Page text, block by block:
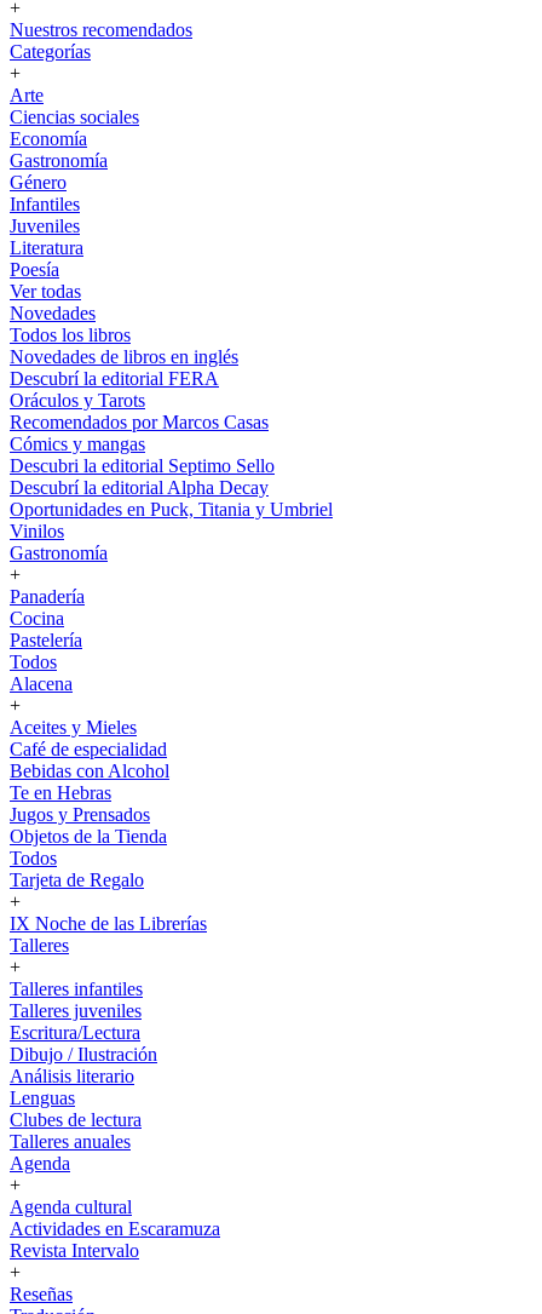
+
Nuestros recomendados
Categorías
+
Arte
Ciencias sociales
Economía
Gastronomía
Género
Infantiles
Juveniles
Literatura
Poesía
Ver todas
Novedades
Todos los libros
Novedades de libros en inglés
Descubrí la editorial FERA
Oráculos y Tarots
Recomendados por Marcos Casas
Cómics y mangas
Descubri la editorial Septimo Sello
Descubrí la editorial Alpha Decay
Oportunidades en Puck, Titania y Umbriel
Vinilos
Gastronomía
+
Panadería
Cocina
Pastelería
Todos
Alacena
+
Aceites y Mieles
Café de especialidad
Bebidas con Alcohol
Te en Hebras
Jugos y Prensados
Objetos de la Tienda
Todos
Tarjeta de Regalo
+
IX Noche de las Librerías
Talleres
+
Talleres infantiles
Talleres juveniles
Escritura/Lectura
Dibujo / Ilustración
Análisis literario
Lenguas
Clubes de lectura
Talleres anuales
Agenda
+
Agenda cultural
Actividades en Escaramuza
Revista Intervalo
+
Reseñas